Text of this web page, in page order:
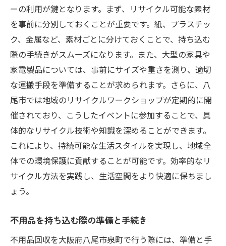
ーの利用が鍵となります。まず、リサイクル可能な素材
を事前に分別しておくことが重要です。紙、プラスチッ
ク、金属など、素材ごとに分けておくことで、持ち込む
際の手続きがスムーズになります。また、大型の家具や
家電製品については、事前にサイズや重さを測り、適切
な運搬手段を準備することが求められます。さらに、八
尾市では地域のリサイクルワークショップが定期的に開
催されており、こうしたイベントに参加することで、具
体的なリサイクル技術や知識を深めることができます。
これにより、持続可能な生活スタイルを実現し、地域全
体での環境保護に貢献することが可能です。効率的なリ
サイクル方法を実践し、生活空間をより快適に保ちまし
ょう。
不用品を持ち込む際の準備と手続き
不用品回収を大阪府八尾市泉町で行う際には、準備と手